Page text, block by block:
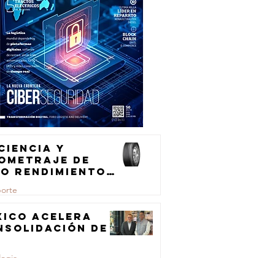
y
de
rendimiento
de
acelera
de